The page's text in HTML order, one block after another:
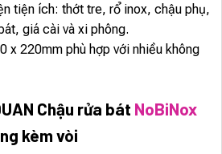
tiện ích: thớt tre, rổ inox, chậu phụ,
giá cài và xi phông.
x 220mm phù hợp với nhiều không
Chậu rửa bát NoBiNox
kèm vòi